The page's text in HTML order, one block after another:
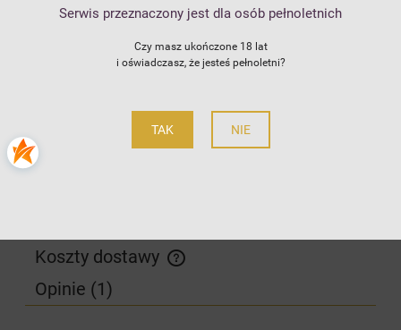
Serwis przeznaczony jest dla osób pełnoletnich
Czy masz ukończone 18 lat
i oświadczasz, że jesteś pełnoletni?
TAK NIE
dodaj do przechowalni
455
zapytaj o produkt
Koszty dostawy
Cena nie zawiera ewentualnych kosztów płatności
Opinie (1)